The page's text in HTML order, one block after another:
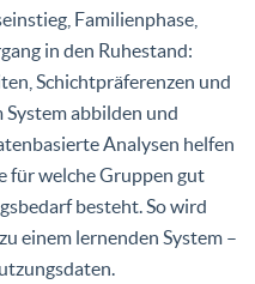
Familienphase,
in den Ruhestand:
Schichtpräferenzen und
abbilden und
Analysen helfen
für welche Gruppen gut
besteht. So wird
einem lernenden System –